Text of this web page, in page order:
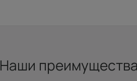
Наши преимущества